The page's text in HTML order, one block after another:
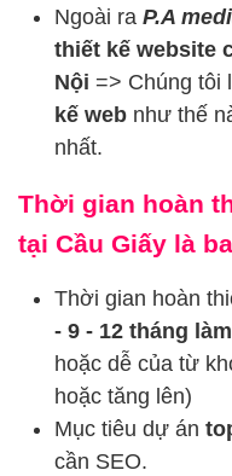
Ngoài ra P.A
thiết kế website
Nội => Chúng tôi
kế web như thế
nhất.
Thời gian hoàn
tại Cầu Giấy là
Thời gian hoàn
- 9 - 12 tháng
hoặc dễ của từ
hoặc tăng lên)
Mục tiêu dự án
cần SEO.